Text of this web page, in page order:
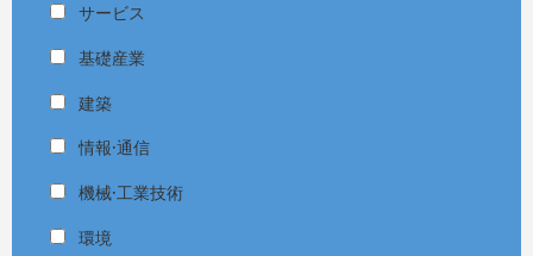
サービス
基礎産業
建築
情報·通信
機械·工業技術
環境